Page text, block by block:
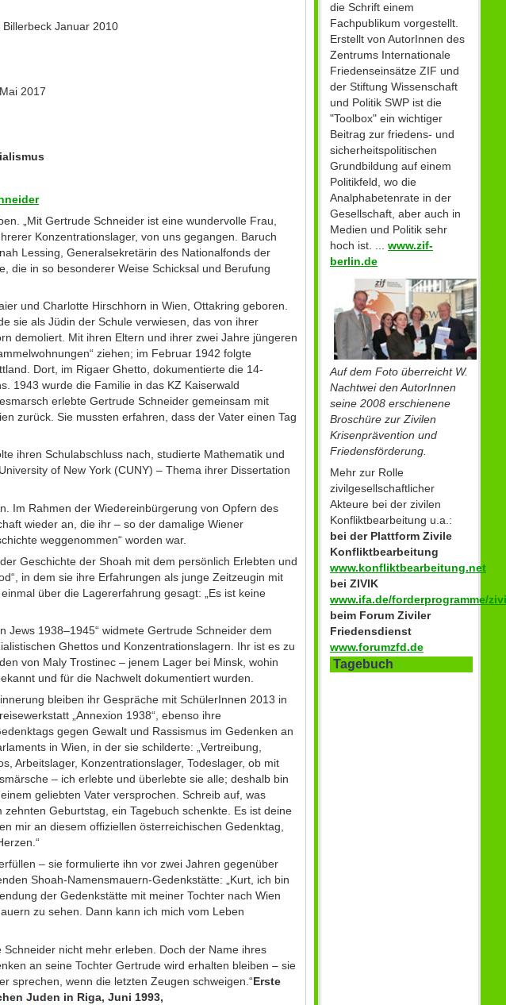
Billerbeck Januar 2010
2017
„Mit Gertrude Schneider ist eine wundervolle Frau,
Konzentrationslager, von uns gegangen. Baruch
Lessing, Generalsekretärin des Nationalfonds der
die in so besonderer Weise Schicksal und Berufung
und Charlotte Hirschhorn in Wien, Ottakring geboren.
sie als Jüdin der Schule verwiesen, das von ihrer
demoliert. Mit ihren Eltern und ihrer zwei Jahre jüngeren
ziehen; im Februar 1942 folgte
Dort, im Rigaer Ghetto, dokumentierte die 14-
1943 wurde die Familie in das KZ Kaiserwald
erlebte Gertrude Schneider gemeinsam mit
zurück. Sie mussten erfahren, dass der Vater einen Tag
ihren Schulabschluss nach, studierte Mathematik und
of New York (CUNY) – Thema ihrer Dissertation
Im Rahmen der Wiedereinbürgerung von Opfern des
wieder an, die ihr – so der damalige Wiener
weggenommen“ worden war.
Geschichte der Shoah mit dem persönlich Erlebten und
in dem sie ihre Erfahrungen als junge Zeitzeugin mit
über die Lagererfahrung gesagt: „Es ist keine
Jews 1938–1945“ widmete Gertrude Schneider dem
Ghettos und Konzentrationslagern. Ihr ist es zu
von Maly Trostinec – jenem Lager bei Minsk, wohin
und für die Nachwelt dokumentiert wurden.
bleiben ihr Gespräche mit SchülerInnen 2013 in
„Annexion 1938“, ebenso ihre
gegen Gewalt und Rassismus im Gedenken an
in Wien, in der sie schilderte: „Vertreibung,
Arbeitslager, Konzentrationslager, Todeslager, ob mit
– ich erlebte und überlebte sie alle; deshalb bin
geliebten Vater versprochen. Schreib auf, was
Geburtstag, ein Tagebuch schenkte. Es ist deine
mir an diesem offiziellen österreichischen Gedenktag,
– sie formulierte ihn vor zwei Jahren gegenüber
Shoah-Namensmauern-Gedenkstätte: „Kurt, ich bin
der Gedenkstätte mit meiner Tochter nach Wien
zu sehen. Dann kann ich mich vom Leben
nicht mehr erleben. Doch der Name ihres
an seine Tochter Gertrude wird erhalten bleiben – sie
sprechen, wenn die letzten Zeugen schweigen.“Erste
Juden in Riga, Juni 1993,
die Schrift einem
Fachpublikum vorgestellt.
Erstellt von AutorInnen des
Zentrums Internationale
Friedenseinsätze ZIF und
der Stiftung Wissenschaft
und Politik SWP ist die
"Toolbox" ein wichtiger
Beitrag zur friedens- und
sicherheitspolitischen
Grundbildung auf einem
Politikfeld, wo die
Analphabetenrate in der
Gesellschaft, aber auch in
Medien und Politik sehr
hoch ist. ... www.zif-
berlin.de
Auf dem Foto überreicht W.
Nachtwei den AutorInnen
seine 2008 erschienene
Broschüre zur Zivilen
Krisenprävention und
Friedensförderung.
Mehr zur Rolle
zivilgesellschaftlicher
Akteure bei der zivilen
Konfliktbearbeitung u.a.:
bei der Plattform Zivile
Konfliktbearbeitung
www.konfliktbearbeitung.net
bei ZIVIK
www.ifa.de/forderprogramme/
beim Forum Ziviler
Friedensdienst
www.forumzfd.de
Tagebuch